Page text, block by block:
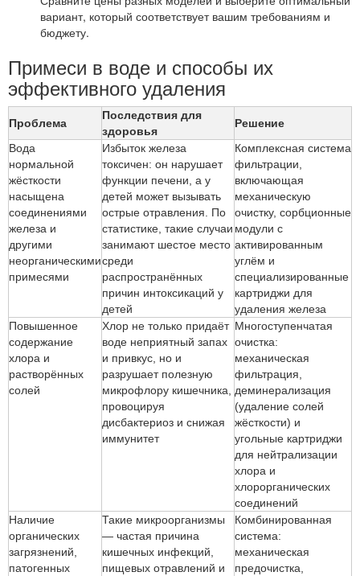
вариант, который соответствует вашим требованиям и
бюджету.
Примеси в воде и способы их
эффективного удаления
Проблема
Последствия для
здоровья
Решение
Вода
нормальной
жёсткости
насыщена
соединениями
железа и
другими
неорганическими
примесями
Избыток железа
токсичен: он нарушает
функции печени, а у
детей может вызывать
острые отравления. По
статистике, такие случаи
занимают шестое место
среди
распространённых
причин интоксикаций у
детей
Комплексная система
фильтрации,
включающая
механическую
очистку, сорбционные
модули с
активированным
углём и
специализированные
картриджи для
удаления железа
Повышенное
содержание
хлора и
растворённых
солей
Хлор не только придаёт
воде неприятный запах
и привкус, но и
разрушает полезную
микрофлору кишечника,
провоцируя
дисбактериоз и снижая
иммунитет
Многоступенчатая
очистка:
механическая
фильтрация,
деминерализация
(удаление солей
жёсткости) и
угольные картриджи
для нейтрализации
хлора и
хлорорганических
соединений
Наличие
органических
загрязнений,
патогенных
Такие микроорганизмы
— частая причина
кишечных инфекций,
пищевых отравлений и
Комбинированная
система:
механическая
предочистка,